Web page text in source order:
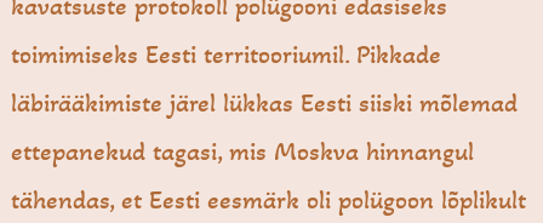
kavatsuste protokoll polügooni edasiseks
toimimiseks Eesti territooriumil. Pikkade
läbirääkimiste järel lükkas Eesti siiski mõlemad
ettepanekud tagasi, mis Moskva hinnangul
tähendas, et Eesti eesmärk oli polügoon lõplikult